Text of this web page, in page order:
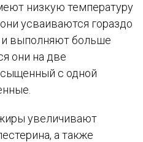
низкую температуру
усваиваются гораздо
выполняют больше
они на две
с одной
увеличивают
а также